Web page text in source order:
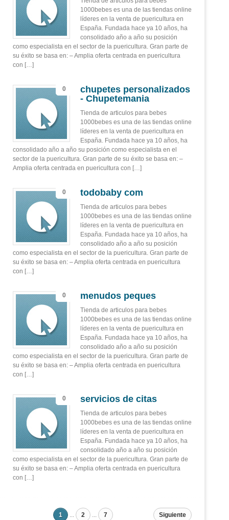
1000bebes es una de las tiendas online
líderes en la venta de puericultura en
España. Fundada hace ya 10 años, ha
consolidado año a año su posición
como especialista en el sector de la puericultura. Gran parte de
su éxito se basa en: – Amplia oferta centrada en puericultura
con […]
0
chupetes personalizados
- Chupetemania
Tienda de articulos para bebes
1000bebes es una de las tiendas online
líderes en la venta de puericultura en
España. Fundada hace ya 10 años, ha
consolidado año a año su posición como especialista en el
sector de la puericultura. Gran parte de su éxito se basa en: –
Amplia oferta centrada en puericultura con […]
0 todobaby com
Tienda de articulos para bebes
1000bebes es una de las tiendas online
líderes en la venta de puericultura en
España. Fundada hace ya 10 años, ha
consolidado año a año su posición
como especialista en el sector de la puericultura. Gran parte de
su éxito se basa en: – Amplia oferta centrada en puericultura
con […]
0 menudos peques
Tienda de articulos para bebes
1000bebes es una de las tiendas online
líderes en la venta de puericultura en
España. Fundada hace ya 10 años, ha
consolidado año a año su posición
como especialista en el sector de la puericultura. Gran parte de
su éxito se basa en: – Amplia oferta centrada en puericultura
con […]
0 servicios de citas
Tienda de articulos para bebes
1000bebes es una de las tiendas online
líderes en la venta de puericultura en
España. Fundada hace ya 10 años, ha
consolidado año a año su posición
como especialista en el sector de la puericultura. Gran parte de
su éxito se basa en: – Amplia oferta centrada en puericultura
con […]
1 ... 2 ... 7 Siguiente